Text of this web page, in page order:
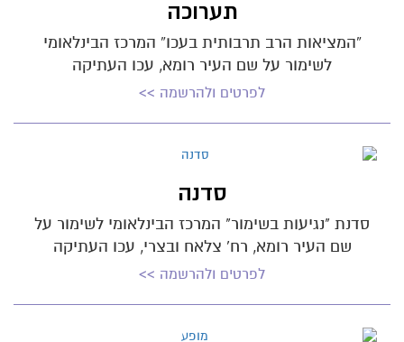
תערוכה
“המציאות הרב תרבותית בעכו” המרכז הבינלאומי
לשימור על שם העיר רומא, עכו העתיקה
לפרטים ולהרשמה >>
סדנה
סדנת "נגיעות בשימור" המרכז הבינלאומי לשימור על
שם העיר רומא, רח' צלאח ובצרי, עכו העתיקה
לפרטים ולהרשמה >>